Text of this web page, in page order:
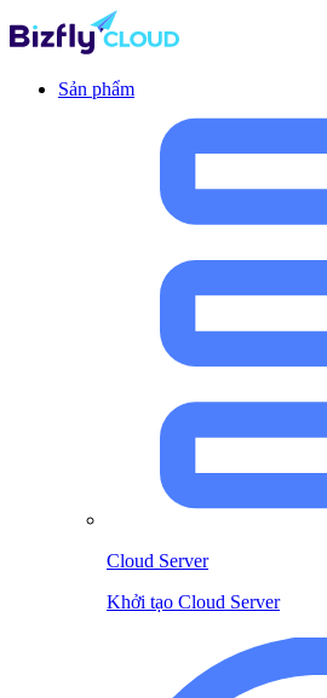
Sản phẩm
Cloud Server
Khởi tạo Cloud Server